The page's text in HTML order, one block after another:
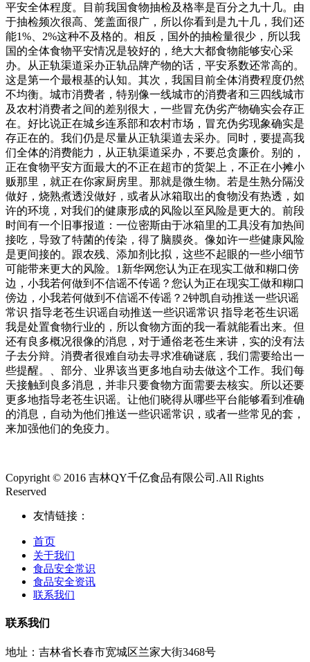
平安全体程度。目前我国食物抽检及格率是百分之九十几。由
于抽检频次很高、笼盖面很广，所以你看到是九十几，我们还
能1%、2%这种不及格的。相反，国外的抽检量很少，所以我
国的全体食物平安情况是较好的，绝大大都食物能够安心采
办。从正轨渠道采办正轨品牌产物的话，平安系数还常高的。
这是第一个最根基的认知。其次，我国目前全体消费程度仍然
不均衡。城市消费者，特别像一线城市的消费者和三四线城市
及农村消费者之间的差别很大，一些冒充伪劣产物确实会存正
在。好比说正在城乡连系部和农村市场，冒充伪劣现象确实是
存正在的。我们仍是尽量从正轨渠道去采办。同时，要提高我
们全体的消费能力，从正轨渠道采办，不要总贪廉价。别的，
正在食物平安方面最大的不正在超市的货架上，不正在小摊小
贩那里，就正在你家厨房里。那就是微生物。若是生熟分隔没
做好，烧熟煮透没做好，或者从冰箱取出的食物没有热透，如
许的环境，对我们的健康形成的风险以至风险是更大的。前段
时间有一个旧事报道：一位密斯由于冰箱里的工具没有加热间
接吃，导致了特菌的传染，得了脑膜炎。像如许一些健康风险
是更间接的。跟农残、添加剂比拟，这些不起眼的一些小细节
可能带来更大的风险。1新华网您认为正在现实工做和糊口傍
边，小我若何做到不信谣不传谣？您认为正在现实工做和糊口
傍边，小我若何做到不信谣不传谣？2钟凯自动推送一些识谣
常识 指导老苍生识谣自动推送一些识谣常识 指导老苍生识谣
我是处置食物行业的，所以食物方面的我一看就能看出来。但
还有良多概况很像的消息，对于通俗老苍生来讲，实的没有法
子去分辩。消费者很难自动去寻求准确谜底，我们需要给出一
些提醒。、部分、业界该当更多地自动去做这个工作。我们每
天接触到良多消息，并非只要食物方面需要去核实。所以还要
更多地指导老苍生识谣。让他们晓得从哪些平台能够看到准确
的消息，自动为他们推送一些识谣常识，或者一些常见的套，
来加强他们的免疫力。
Copyright © 2016 吉林QY千亿食品有限公司.All Rights
Reserved
友情链接：
首页
关于我们
食品安全常识
食品安全资讯
联系我们
联系我们
地址：吉林省长春市宽城区兰家大街3468号